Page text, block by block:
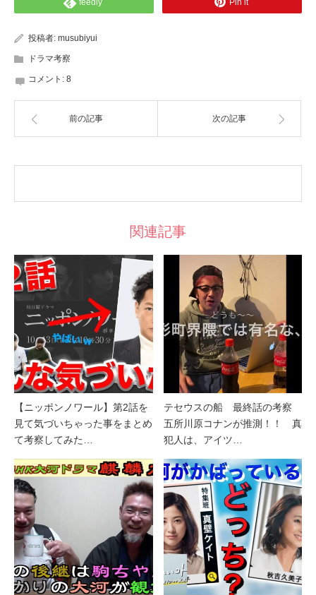
feedly Pin it
投稿者: musubiyui
ドラマ考察
コメント: 8
前の記事 次の記事
関連記事
【ニッポンノワール】第2話を
見て気づいちゃった事をまとめ
て考察してみた…
テセウスの船 最終話の考察
五所川原コナンが推測！！ 真
犯人は、アイツ…